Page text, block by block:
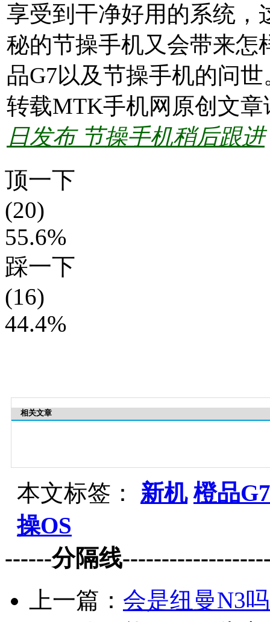
享受到干净好用的系统，
秘的节操手机又会带来怎
品G7以及节操手机的问世
转载MTK手机网原创文
日发布 节操手机稍后跟进
顶一下
(20)
55.6%
踩一下
(16)
44.4%
相关文章
本文标签： 新机 橙品G7
操OS
------分隔线
上一篇： 会是纽曼N3